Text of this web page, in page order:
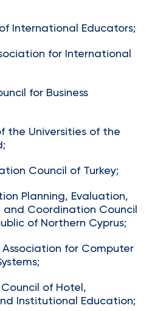
International Educators;
for International
for Business
the Universities of the
Council of Turkey;
Planning, Evaluation,
Coordination Council
of Northern Cyprus;
for Computer
of Hotel,
Institutional Education;